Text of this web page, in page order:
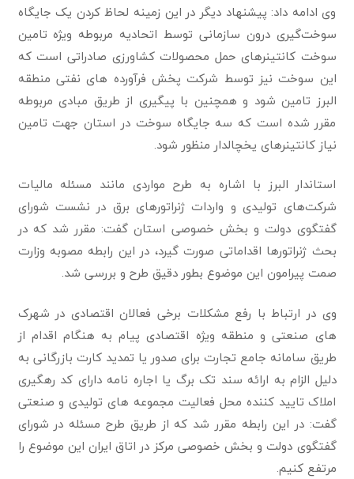
وی ادامه داد: پیشنهاد دیگر در این زمینه لحاظ کردن یک جایگاه
سوخت‌گیری درون سازمانی توسط اتحادیه مربوطه ویژه تامین
سوخت کانتینرهای حمل محصولات کشاورزی صادراتی است‌ که
این سوخت نیز توسط شرکت پخش فرآورده های نفتی منطقه
البرز تامین شود و همچنین با پیگیری از طریق مبادی مربوطه
مقرر شده است که سه جایگاه سوخت در استان جهت تامین
نیاز کانتینرهای یخچالدار منظور شود.
استاندار البرز با اشاره به طرح مواردی مانند مسئله مالیات
شرکت‌های تولیدی و واردات ژنراتورهای برق در نشست شورای
گفتگوی دولت و بخش خصوصی استان گفت: مقرر شد که در
بحث ژنراتورها اقداماتی صورت گیرد، در این رابطه مصوبه وزارت
صمت پیرامون این موضوع بطور دقیق طرح و بررسی شد.
وی در ارتباط با رفع مشکلات برخی فعالان اقتصادی در شهرک
های صنعتی و منطقه ویژه اقتصادی پیام به هنگام اقدام از
طریق سامانه جامع تجارت برای صدور یا تمدید کارت بازرگانی به
دلیل الزام به ارائه سند تک برگ یا اجاره نامه دارای کد رهگیری
املاک تایید کننده محل فعالیت مجموعه های تولیدی و صنعتی
گفت: در این رابطه مقرر شد که از طریق طرح مسئله در شورای
گفتگوی دولت و بخش خصوصی مرکز در اتاق ایران این موضوع را
مرتفع کنیم.